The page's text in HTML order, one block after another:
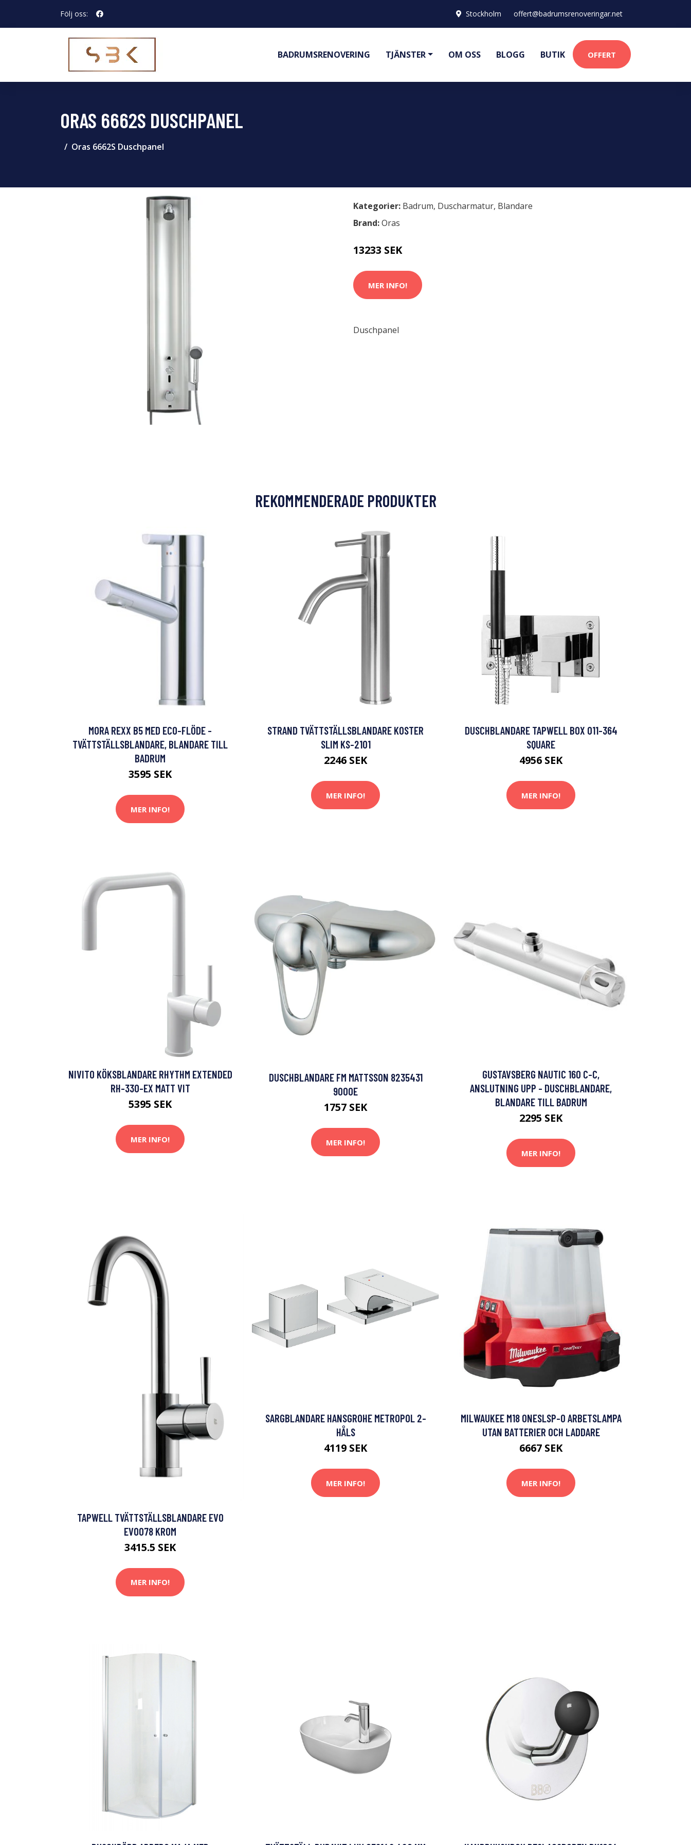
Följ oss: Stockholm offert@badrumsrenoveringar.net
BADRUMSRENOVERING TJÄNSTER OM OSS BLOGG BUTIK OFFERT
ORAS 6662S DUSCHPANEL
Oras 6662S Duschpanel
Kategorier: Badrum, Duscharmatur, Blandare
Brand:Oras
13233 SEK
MER INFO!
Duschpanel
REKOMMENDERADE PRODUKTER
MORA REXX B5 MED ECO-FLÖDE -
TVÄTTSTÄLLSBLANDARE, BLANDARE TILL
BADRUM
3595 SEK
MER INFO!
STRAND TVÄTTSTÄLLSBLANDARE KOSTER
SLIM KS-2101
2246 SEK
MER INFO!
DUSCHBLANDARE TAPWELL BOX 011-364
SQUARE
4956 SEK
MER INFO!
NIVITO KÖKSBLANDARE RHYTHM EXTENDED
RH-330-EX MATT VIT
5395 SEK
MER INFO!
DUSCHBLANDARE FM MATTSSON 8235431
9000E
1757 SEK
MER INFO!
GUSTAVSBERG NAUTIC 160 C-C,
ANSLUTNING UPP - DUSCHBLANDARE,
BLANDARE TILL BADRUM
2295 SEK
MER INFO!
TAPWELL TVÄTTSTÄLLSBLANDARE EVO
EVO078 KROM
3415.5 SEK
MER INFO!
SARGBLANDARE HANSGROHE METROPOL 2-
HÅLS
4119 SEK
MER INFO!
MILWAUKEE M18 ONESLSP-0 ARBETSLAMPA
UTAN BATTERIER OCH LADDARE
6667 SEK
MER INFO!